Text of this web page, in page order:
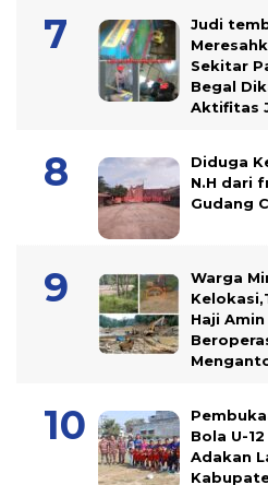
Judi
Sekitar
Begal
Aktifitas
Diduga
N.H dari
Gudang
Warga
Haji
Bola U-
Adakan